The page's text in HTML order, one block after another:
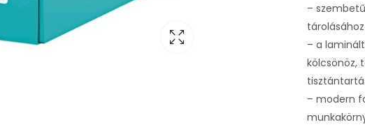
–
tárolásához
– a
kölcsönöz,
– modern